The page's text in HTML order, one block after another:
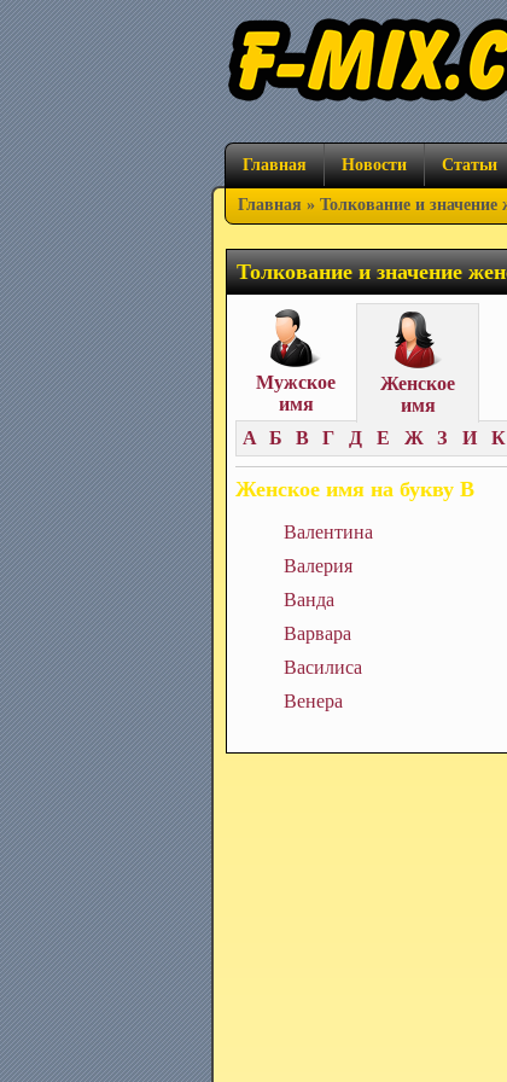
Главная Новости Статьи
Главная » Толкование и значение
Толкование и значение
Мужское
имя
Женское
имя
А Б В Г Д Е Ж З И К
Женское имя на букву В
Валентина
Валерия
Ванда
Варвара
Василиса
Венера